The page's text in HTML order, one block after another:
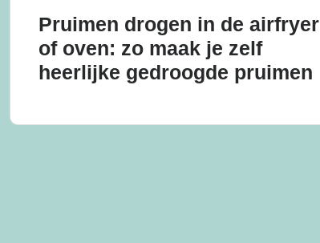
Pruimen drogen in de airfryer
of oven: zo maak je zelf
heerlijke gedroogde pruimen